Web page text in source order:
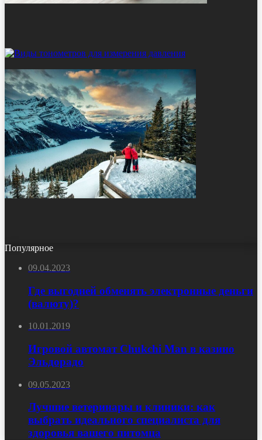
Популярное
09.04.2023
Где выгодней обменять электронные деньги
(валюту)?
10.01.2019
Игровой автомат Chukchi Man в казино
Эльдорадо
09.05.2023
Лучшие ветеринары и клиники: как
выбрать идеального специалиста для
здоровья вашего питомца